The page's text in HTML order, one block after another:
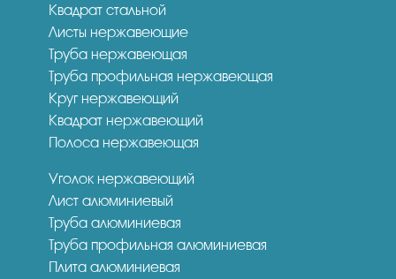
Квадрат стальной
Листы нержавеющие
Труба нержавеющая
Труба профильная нержавеющая
Круг нержавеющий
Квадрат нержавеющий
Полоса нержавеющая
Уголок нержавеющий
Лист алюминиевый
Труба алюминиевая
Труба профильная алюминиевая
Плита алюминиевая